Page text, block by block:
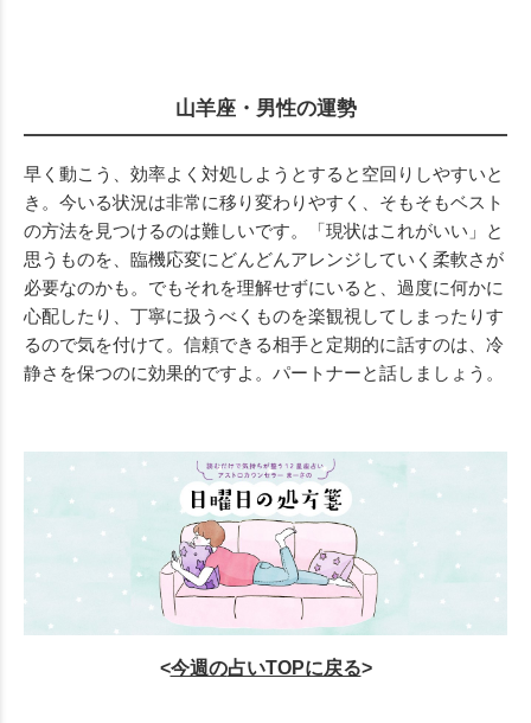
山羊座・男性の運勢
早く動こう、効率よく対処しようとすると空回りしやすいと
き。今いる状況は非常に移り変わりやすく、そもそもベスト
の方法を見つけるのは難しいです。「現状はこれがいい」と
思うものを、臨機応変にどんどんアレンジしていく柔軟さが
必要なのかも。でもそれを理解せずにいると、過度に何かに
心配したり、丁寧に扱うべくものを楽観視してしまったりす
るので気を付けて。信頼できる相手と定期的に話すのは、冷
静さを保つのに効果的ですよ。パートナーと話しましょう。
<今週の占いTOPに戻る>